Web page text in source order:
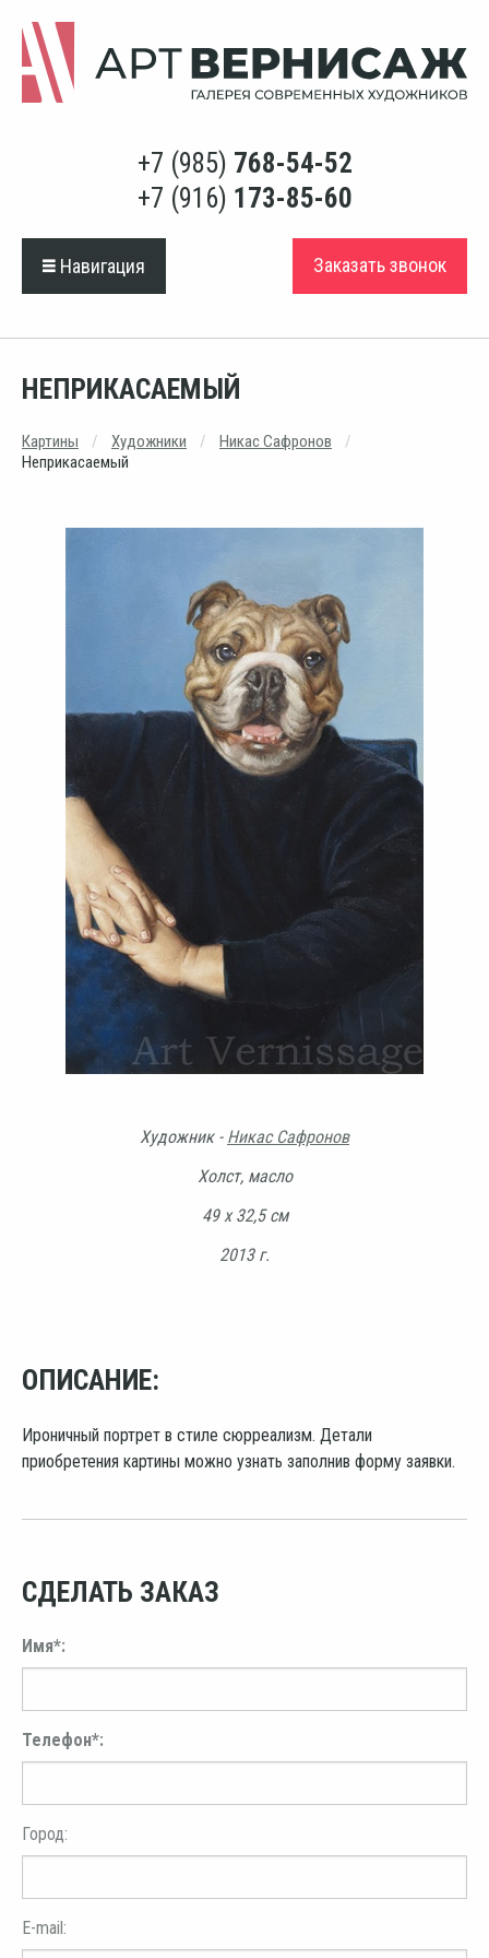
+7 (985) 768-54-52
+7 (916) 173-85-60
Навигация Заказать звонок
НЕПРИКАСАЕМЫЙ
Картины Художники
Никас Сафронов
Неприкасаемый
Художник - Никас Сафронов
Холст, масло
49 х 32,5 см
2013 г.
ОПИСАНИЕ:
Ироничный портрет в стиле сюрреализм. Детали
приобретения картины можно узнать заполнив форму заявки.
СДЕЛАТЬ ЗАКАЗ
Имя*:
Телефон*:
Город:
E-mail: